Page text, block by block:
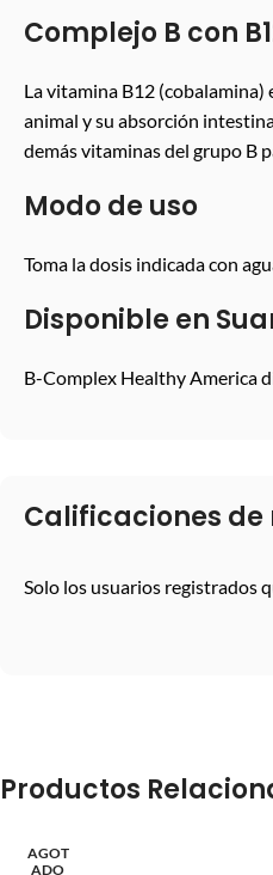
Complejo B con
La vitamina B12 (cobalamina)
animal y su absorción
demás vitaminas del grupo B
Modo de uso
Toma la dosis indicada con
Disponible en
B-Complex Healthy America
Calificaciones de
Solo los usuarios registrados
Productos
AGOT
ADO